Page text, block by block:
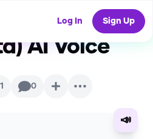
Log In Sign Up
poderosos
AI Voice
1 0
📣